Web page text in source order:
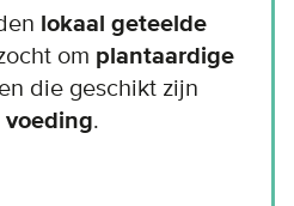
lokaal geteelde
om plantaardige
die geschikt zijn
.